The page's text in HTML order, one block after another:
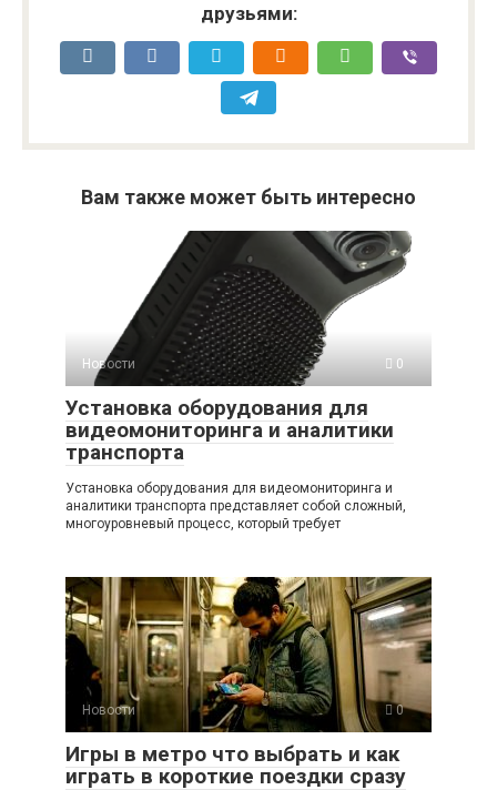
друзьями:
Вам также может быть интересно
Новости 0
Установка оборудования для
видеомониторинга и аналитики
транспорта
Установка оборудования для видеомониторинга и
аналитики транспорта представляет собой сложный,
многоуровневый процесс, который требует
Новости 0
Игры в метро что выбрать и как
играть в короткие поездки сразу